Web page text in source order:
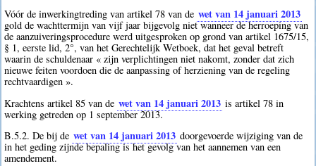
Vóór de inwerkingtreding van artikel 78 van de wet van 14 januari 2013
gold de wachttermijn van vijf jaar bijgevolg niet wanneer de herroeping van
de aanzuiveringsprocedure werd uitgesproken op grond van artikel 1675/15,
§ 1, eerste lid, 2°, van het Gerechtelijk Wetboek, dat het geval betreft
waarin de schuldenaar « zijn verplichtingen niet nakomt, zonder dat zich
nieuwe feiten voordoen die de aanpassing of herziening van de regeling
rechtvaardigen ».
Krachtens artikel 85 van de wet van 14 januari 2013 is artikel 78 in
werking getreden op 1 september 2013.
B.5.2. De bij de wet van 14 januari 2013 doorgevoerde wijziging van de
in het geding zijnde bepaling is het gevolg van het aannemen van een
amendement.